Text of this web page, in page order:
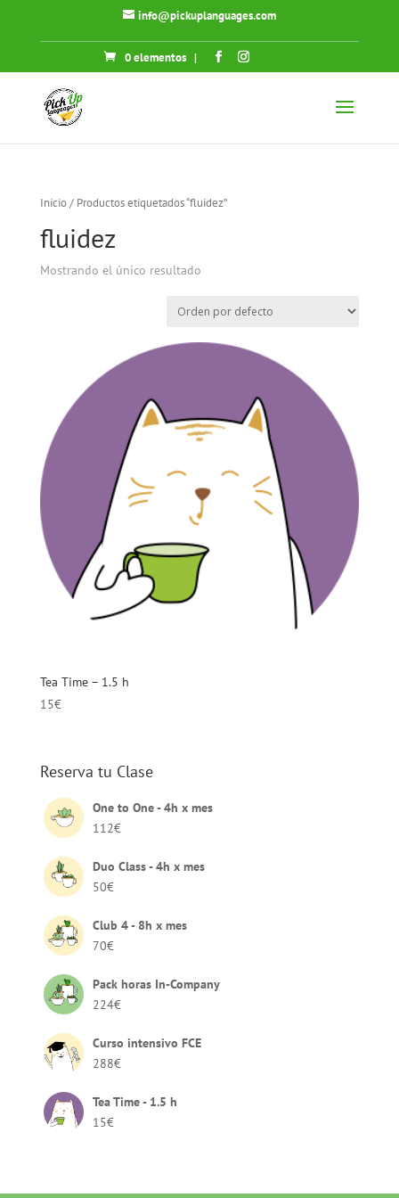
info@pickuplanguages.com
0 elementos |
Inicio/ Productos etiquetados “fluidez”
fluidez
Mostrando el único resultado
Tea Time – 1.5 h
15€
Reserva tu Clase
One to One - 4h x mes
112€
Duo Class - 4h x mes
50€
Club 4 - 8h x mes
70€
Pack horas In-Company
224€
Curso intensivo FCE
288€
Tea Time - 1.5 h
15€